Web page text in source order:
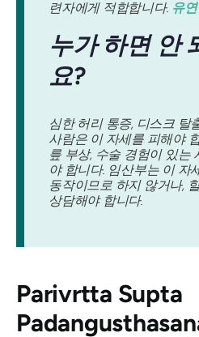
련자에게 적합합니다. 유
누가 하면 안
요?
심한 허리 통증, 디스크 탈
사람은 이 자세를 피해야
릎 부상, 수술 경험이 있는
야 합니다. 임산부는 이 자
동작이므로 하지 않거나,
상담해야 합니다.
Parivrtta Supta